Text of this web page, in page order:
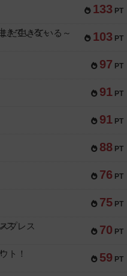
133 PT
103 PT
だ生きている～
97 PT
91 PT
91 PT
88 PT
76 PT
75 PT
70 PT
プレス
59 PT
ト！